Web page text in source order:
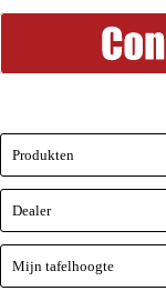
Produkten
Dealer
Mijn tafelhoogte